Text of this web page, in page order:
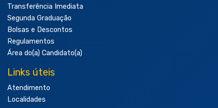
Transferência Imediata
Segunda Graduação
Bolsas e Descontos
Regulamentos
Área do(a) Candidato(a)
Links úteis
Atendimento
Localidades